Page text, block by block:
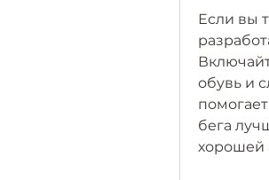
Если вы
обувь и
бега
хорошей